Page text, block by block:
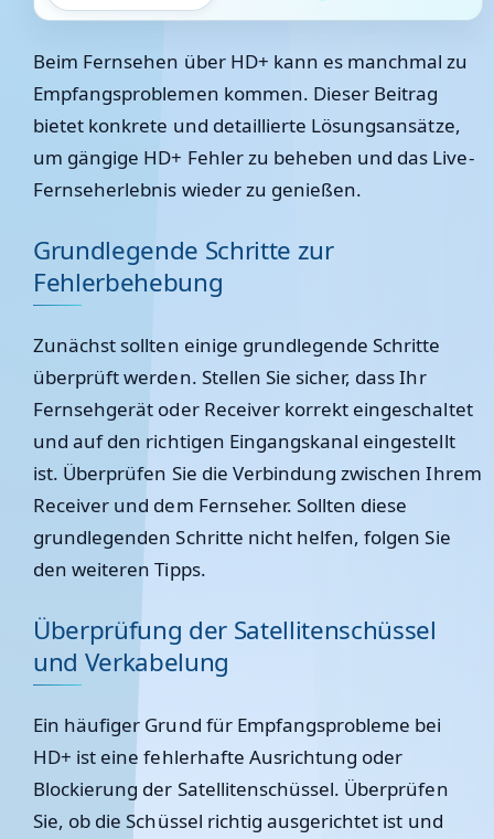
Beim Fernsehen über HD+ kann es manchmal zu
Empfangsproblemen kommen. Dieser Beitrag
bietet konkrete und detaillierte Lösungsansätze,
um gängige HD+ Fehler zu beheben und das Live-
Fernseherlebnis wieder zu genießen.
Grundlegende Schritte zur
Fehlerbehebung
Zunächst sollten einige grundlegende Schritte
überprüft werden. Stellen Sie sicher, dass Ihr
Fernsehgerät oder Receiver korrekt eingeschaltet
und auf den richtigen Eingangskanal eingestellt
ist. Überprüfen Sie die Verbindung zwischen Ihrem
Receiver und dem Fernseher. Sollten diese
grundlegenden Schritte nicht helfen, folgen Sie
den weiteren Tipps.
Überprüfung der Satellitenschüssel
und Verkabelung
Ein häufiger Grund für Empfangsprobleme bei
HD+ ist eine fehlerhafte Ausrichtung oder
Blockierung der Satellitenschüssel. Überprüfen
Sie, ob die Schüssel richtig ausgerichtet ist und